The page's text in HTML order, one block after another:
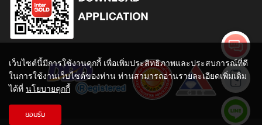
เว็บไซต์นี้มีการใช้งานคุกกี้ เพื่อเพิ่มประสิทธิภาพและประสบการณ์ที่ดี
ในการใช้งานเว็บไซต์ของท่าน ท่านสามารถอ่านรายละเอียดเพิ่มเติม
ได้ที่ นโยบายคุกกี้
ยอมรับ